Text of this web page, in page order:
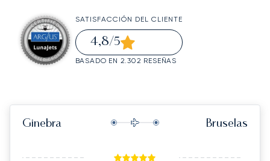
SATISFACCIÓN DEL CLIENTE
4,8/5
BASADO EN 2.302 RESEÑAS
Ginebra Bruselas